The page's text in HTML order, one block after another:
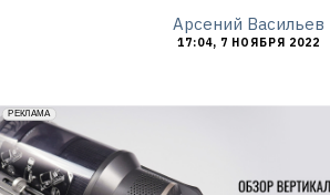
Арсений Васильев
17:04, 7 НОЯБРЯ 2022
erid: 2VfnxxmNzs5
РЕКЛАМА